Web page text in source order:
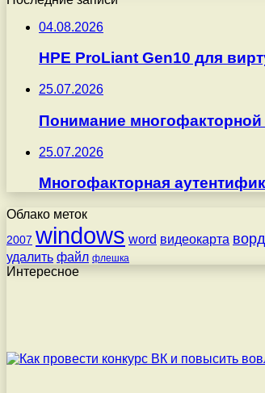
04.08.2026
HPE ProLiant Gen10 для
25.07.2026
Понимание многофакторной
25.07.2026
Многофакторная
Облако меток
2007 windows word видеокарта
удалить файл флешка
Интересное